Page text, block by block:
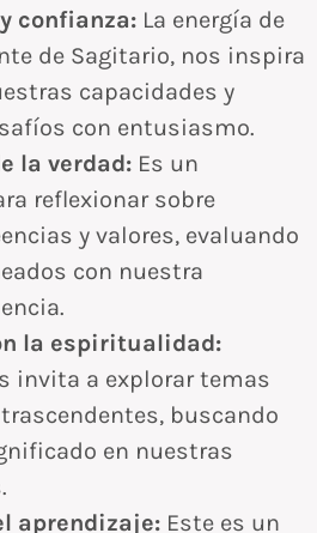
confianza: La energía de
de Sagitario, nos inspira
capacidades y
con entusiasmo.
la verdad: Es un
reflexionar sobre
y valores, evaluando
con nuestra
la espiritualidad:
invita a explorar temas
buscando
en nuestras
aprendizaje: Este es un